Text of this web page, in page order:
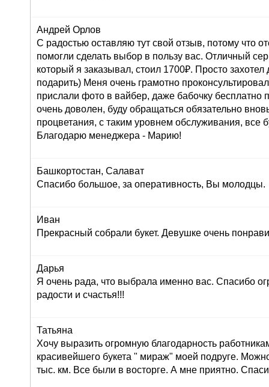
Андрей Орлов
С радостью оставляю тут свой отзыв, потому что
помогли сделать выбор в пользу вас. Отличный
который я заказывал, стоил 1700₽. Просто
подарить) Меня очень грамотно
прислали фото в вайбер, даже бабочку бесплатно
очень доволен, буду обращаться обязательно
процветания, с таким уровнем обслуживания, все
Благодарю менеджера - Марию!
Башкортостан, Салават
Спасибо большое, за оперативность, Вы молодцы.
Иван
Прекрасный собрали букет. Девушке очень
Дарья
Я очень рада, что выбрала именно вас. Спасибо
радости и счастья!!!
Татьяна
Хочу выразить огромную благодарность
красивейшего букета " мираж" моей подруге.
тыс. км. Все были в восторге. А мне приятно.